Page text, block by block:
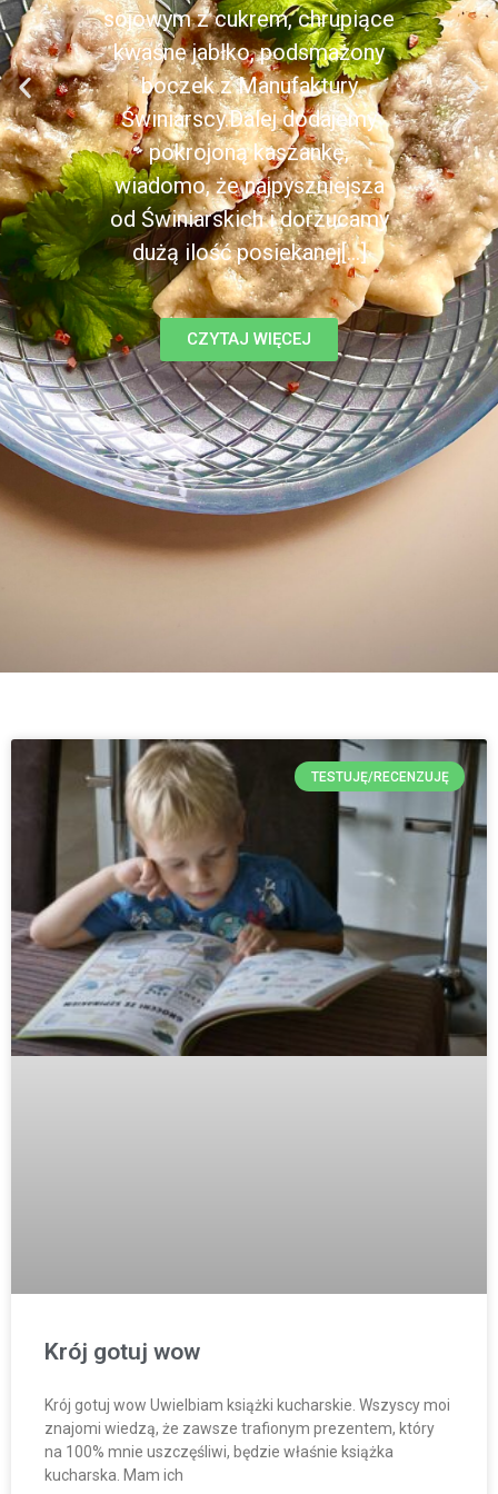
sojowym z cukrem, chrupiące
kwaśne jabłko, podsmażony
boczek z Manufaktury
Świniarscy.Dalej dodajemy
pokrojoną kaszankę,
wiadomo, że najpyszniejsza
od Świniarskich i dorzucamy
dużą ilość posiekanej[...]
CZYTAJ WIĘCEJ
TESTUJĘ/RECENZUJĘ
Krój gotuj wow
Krój gotuj wow Uwielbiam książki kucharskie. Wszyscy moi
znajomi wiedzą, że zawsze trafionym prezentem, który
na 100% mnie uszczęśliwi, będzie właśnie książka
kucharska. Mam ich